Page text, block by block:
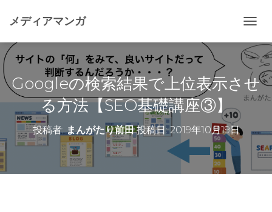
メディアマンガ
ビ
ゲ
シ
ョ
ン
り
替
Googleの検索結果で上位表示させ
る方法【SEO基礎講座③】
投稿者:まんがたり前田投稿日:2019年10月19日